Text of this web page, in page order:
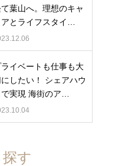
葉山へ。理想のキャ
アとライフスタイ…
ライベートも仕事も大
したい！ シェアハウ
で実現 海街のア…
す